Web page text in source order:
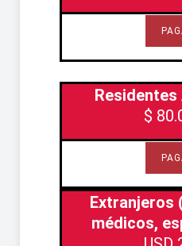
$
Extranjeros
médicos,